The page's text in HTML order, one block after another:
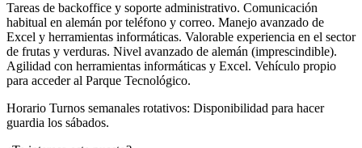
Tareas de backoffice y soporte administrativo. Comunicación
habitual en alemán por teléfono y correo. Manejo avanzado de
Excel y herramientas informáticas. Valorable experiencia en el sector
de frutas y verduras. Nivel avanzado de alemán (imprescindible).
Agilidad con herramientas informáticas y Excel. Vehículo propio
para acceder al Parque Tecnológico.
Horario Turnos semanales rotativos: Disponibilidad para hacer
guardia los sábados.